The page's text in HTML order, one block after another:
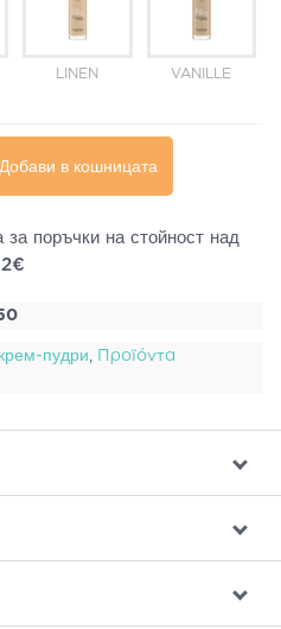
LINEN VANILLE
Добави в кошницата
за поръчки на стойност над
пудри
Προϊόντα